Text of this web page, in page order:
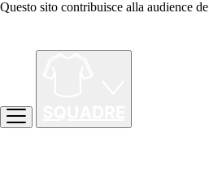
Questo sito contribuisce alla audience de